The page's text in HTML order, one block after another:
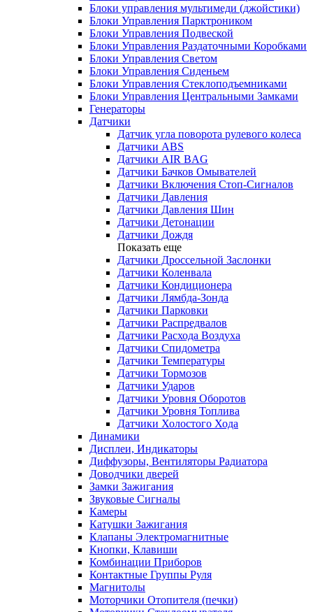
Блоки управления мультимеди (джойстики)
Блоки Управления Парктроником
Блоки Управления Подвеской
Блоки Управления Раздаточными Коробками
Блоки Управления Светом
Блоки Управления Сиденьем
Блоки Управления Стеклоподъемниками
Блоки Управления Центральными Замками
Генераторы
Датчики
Датчик угла поворота рулевого колеса
Датчики ABS
Датчики AIR BAG
Датчики Бачков Омывателей
Датчики Включения Стоп-Сигналов
Датчики Давления
Датчики Давления Шин
Датчики Детонации
Датчики Дождя
Показать еще
Датчики Дроссельной Заслонки
Датчики Коленвала
Датчики Кондиционера
Датчики Лямбда-Зонда
Датчики Парковки
Датчики Распредвалов
Датчики Расхода Воздуха
Датчики Спидометра
Датчики Температуры
Датчики Тормозов
Датчики Ударов
Датчики Уровня Оборотов
Датчики Уровня Топлива
Датчики Холостого Хода
Динамики
Дисплеи, Индикаторы
Диффузоры, Вентиляторы Радиатора
Доводчики дверей
Замки Зажигания
Звуковые Сигналы
Камеры
Катушки Зажигания
Клапаны Электромагнитные
Кнопки, Клавиши
Комбинации Приборов
Контактные Группы Руля
Магнитолы
Моторчики Отопителя (печки)